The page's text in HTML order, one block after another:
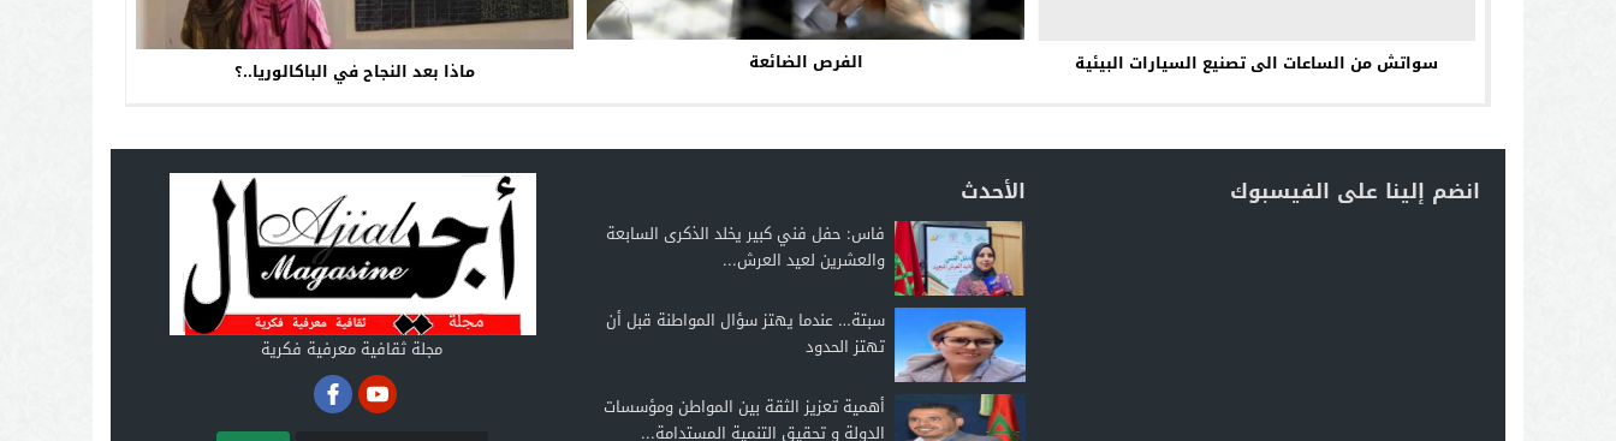
سواتش من الساعات الى تصنيع السيارات البيئية الفرص الضائعة ماذا بعد النجاح في الباكالوريا..؟
انضم إلينا على الفيسبوك الأحدث
فاس: حفل فني كبير يخلد الذكرى السابعة
والعشرين لعيد العرش...
سبتة… عندما يهتز سؤال المواطنة قبل أن
تهتز الحدود
أهمية تعزيز الثقة بين المواطن ومؤسسات
الدولة و تحقيق التنمية المستدامة...
مجلة ثقافية معرفية فكرية